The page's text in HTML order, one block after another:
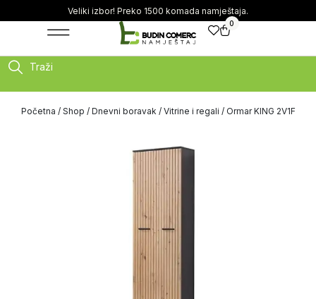
Veliki izbor! Preko 1500 komada namještaja.
0
Traži
Početna / Shop / Dnevni boravak / Vitrine i regali / Ormar KING 2V1F